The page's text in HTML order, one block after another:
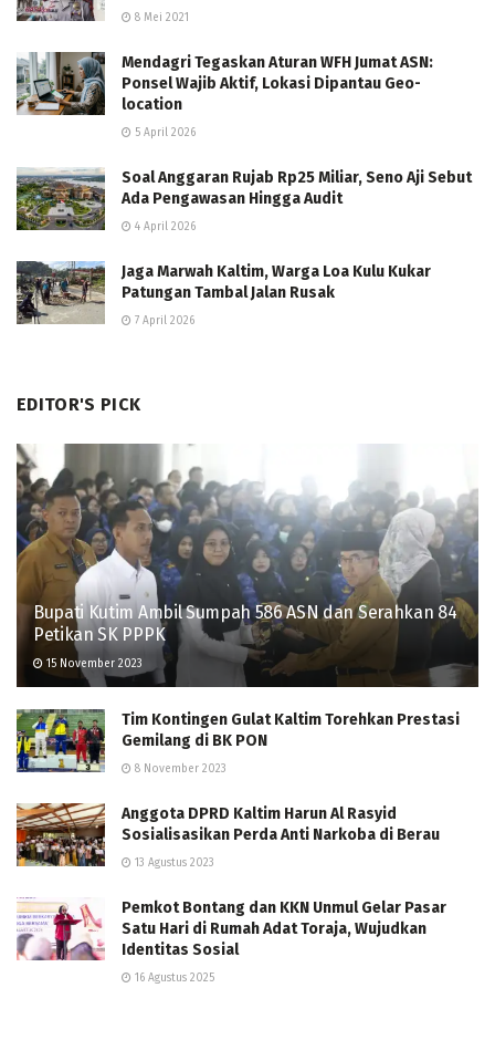
8 Mei 2021
Mendagri Tegaskan Aturan WFH Jumat ASN:
Ponsel Wajib Aktif, Lokasi Dipantau Geo-
location
5 April 2026
Soal Anggaran Rujab Rp25 Miliar, Seno Aji Sebut
Ada Pengawasan Hingga Audit
4 April 2026
Jaga Marwah Kaltim, Warga Loa Kulu Kukar
Patungan Tambal Jalan Rusak
7 April 2026
EDITOR'S PICK
Bupati Kutim Ambil Sumpah 586 ASN dan Serahkan 84
Petikan SK PPPK
15 November 2023
Tim Kontingen Gulat Kaltim Torehkan Prestasi
Gemilang di BK PON
8 November 2023
Anggota DPRD Kaltim Harun Al Rasyid
Sosialisasikan Perda Anti Narkoba di Berau
13 Agustus 2023
Pemkot Bontang dan KKN Unmul Gelar Pasar
Satu Hari di Rumah Adat Toraja, Wujudkan
Identitas Sosial
16 Agustus 2025